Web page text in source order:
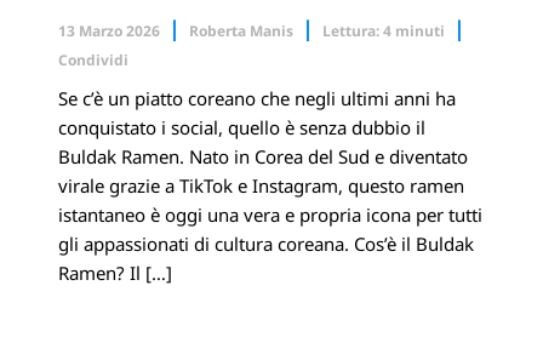
13 Marzo 2026 Roberta Manis
Lettura: 4 minuti
Condividi
Facebook X.com
Linkedin
Se c’è un piatto coreano che negli ultimi anni ha
conquistato i social, quello è senza dubbio il
Buldak Ramen. Nato in Corea del Sud e diventato
virale grazie a TikTok e Instagram, questo ramen
istantaneo è oggi una vera e propria icona per tutti
gli appassionati di cultura coreana. Cos’è il Buldak
Ramen? Il […]